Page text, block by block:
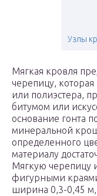
Узлы
Мягкая кровля
черепицу, которая
или полиэстера,
битумом или
основание гонта
минеральной
определенного
материалу
Мягкую черепицу
фигурными
ширина 0,3-0,45